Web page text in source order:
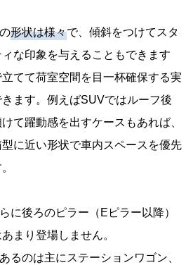
形状は様々で、傾斜をつけてスタ
な印象を与えることもできます
てて荷室空間を目一杯確保する実
ます。例えばSUVではルーフ後
て躍動感を出すケースもあれば、
に近い形状で車内スペースを優先
に後ろのピラー（Eピラー以降）
まり登場しません。
るのは主にステーションワゴン、